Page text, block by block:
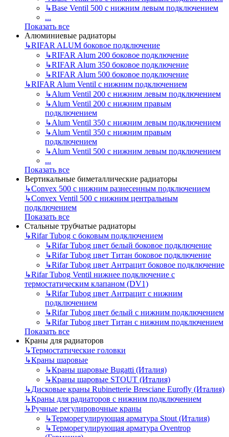
↳Base Ventil 500 с нижним левым подключением
...
Показать все
Алюминиевые радиаторы
↳RIFAR ALUM боковое подключение
↳RIFAR Alum 200 боковое подключение
↳RIFAR Alum 350 боковое подключение
↳RIFAR Alum 500 боковое подключение
↳RIFAR Alum Ventil с нижним подключением
↳Alum Ventil 200 с нижним левым подключением
↳Alum Ventil 200 с нижним правым
подключением
↳Alum Ventil 350 с нижним левым подключением
↳Alum Ventil 350 с нижним правым
подключением
↳Alum Ventil 500 с нижним левым подключением
...
Показать все
Вертикальные биметаллические радиаторы
↳Convex 500 с нижним разнесенным подключением
↳Convex Ventil 500 с нижним центральным
подключением
Показать все
Стальные трубчатые радиаторы
↳Rifar Tubog с боковым подключением
↳Rifar Tubog цвет белый боковое подключение
↳Rifar Tubog цвет Титан боковое подключение
↳Rifar Tubog цвет Антрацит боковое подключение
↳Rifar Tubog Ventil нижнее подключение с
термостатическим клапаном (DV1)
↳Rifar Tubog цвет Антрацит с нижним
подключением
↳Rifar Tubog цвет белый с нижним подключением
↳Rifar Tubog цвет Титан с нижним подключением
Показать все
Краны для радиаторов
↳Термостатические головки
↳Краны шаровые
↳Краны шаровые Bugatti (Италия)
↳Краны шаровые STOUT (Италия)
↳Дисковые краны Rubinetterie Bresciane Eurofly (Италия)
↳Краны для радиаторов с нижним подключением
↳Ручные регулировочные краны
↳Терморегулирующая арматура Stout (Италия)
↳Терморегулирующая арматура Oventrop